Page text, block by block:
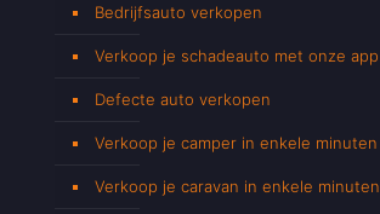
Bedrijfsauto verkopen
Verkoop je schadeauto met onze app
Defecte auto verkopen
Verkoop je camper in enkele minuten
Verkoop je caravan in enkele minuten